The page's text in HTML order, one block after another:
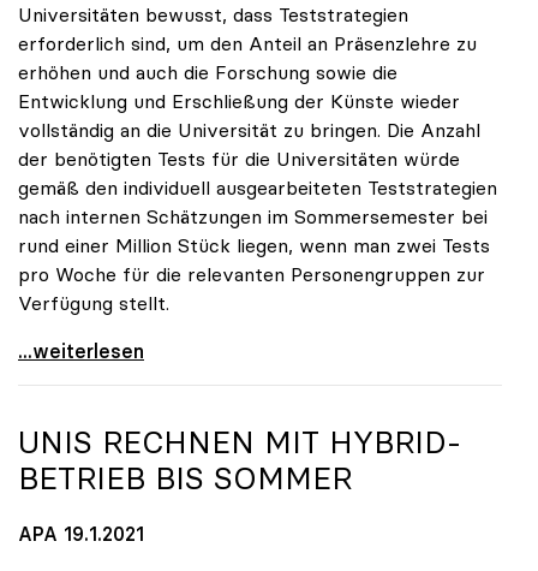
Universitäten bewusst, dass Teststrategien
erforderlich sind, um den Anteil an Präsenzlehre zu
erhöhen und auch die Forschung sowie die
Entwicklung und Erschließung der Künste wieder
vollständig an die Universität zu bringen. Die Anzahl
der benötigten Tests für die Universitäten würde
gemäß den individuell ausgearbeiteten Teststrategien
nach internen Schätzungen im Sommersemester bei
rund einer Million Stück liegen, wenn man zwei Tests
pro Woche für die relevanten Personengruppen zur
Verfügung stellt.
Seidler: „1 Million Euro für Antigen-Tests ist
...weiterlesen
UNIS RECHNEN MIT HYBRID-
BETRIEB BIS SOMMER
APA 19.1.2021